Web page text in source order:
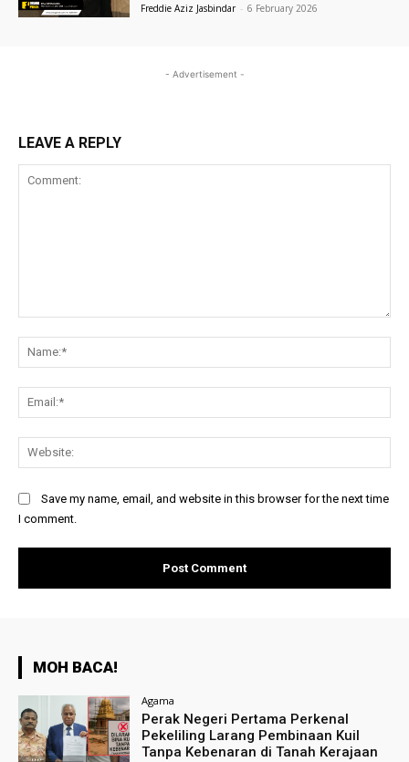
Freddie Aziz Jasbindar - 6 February 2026
- Advertisement -
LEAVE A REPLY
Save my name, email, and website in this browser for the next time
I comment.
MOH BACA!
Agama
Perak Negeri Pertama Perkenal
Pekeliling Larang Pembinaan Kuil
Tanpa Kebenaran di Tanah Kerajaan